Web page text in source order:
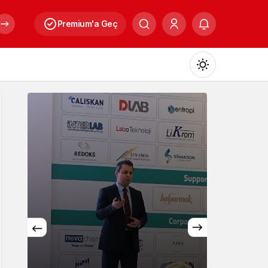
Premium'a Geç
Mod
değiştir
Gündüz Modu
Gündüz modunu seçin.
Gece Modu
Gece modunu seçin.
Sistem Modu